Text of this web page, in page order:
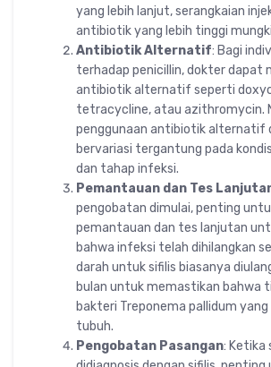
yang lebih lanjut, serangkaian
antibiotik yang lebih tinggi
Antibiotik Alternatif: Bagi
terhadap penicillin, dokter dapat
antibiotik alternatif seperti
tetracycline, atau azithromycin.
penggunaan antibiotik alternatif
bervariasi tergantung pada
dan tahap infeksi.
Pemantauan dan Tes
pengobatan dimulai, penting
pemantauan dan tes lanjutan
bahwa infeksi telah dihilangkan
darah untuk sifilis biasanya
bulan untuk memastikan bahwa
bakteri Treponema pallidum
tubuh.
Pengobatan Pasangan: Ketika